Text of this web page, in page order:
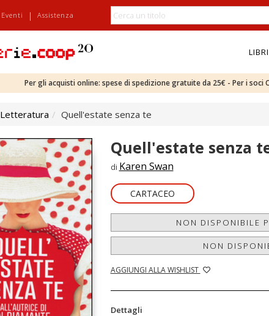
Eventi | Assistenza
LIBRI
Per gli acquisti online: spese di spedizione gratuite da 25€ - Per i
Letteratura Quell'estate senza te
Quell'estate senza
di Karen Swan
CARTACEO
NON DISPONIBILE
NON
AGGIUNGI ALLA WISHLIST
Dettagli